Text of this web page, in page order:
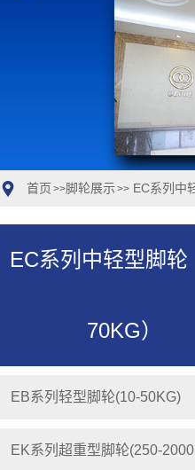
首页 >>脚轮展示 >> EC系列中
EC系列中轻型脚轮
70KG）
EB系列轻型脚轮(10-50KG)
EK系列超重型脚轮(250-